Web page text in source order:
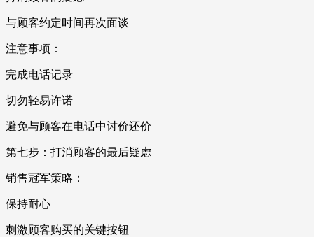
与顾客约定时间再次面谈
注意事项：
完成电话记录
切勿轻易许诺
避免与顾客在电话中讨价还价
第七步：打消顾客的最后疑虑
销售冠军策略：
保持耐心
刺激顾客购买的关键按钮